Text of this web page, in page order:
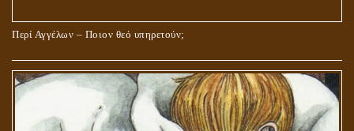
Περί Αγγέλων – Ποιον θεό υπηρετούν;